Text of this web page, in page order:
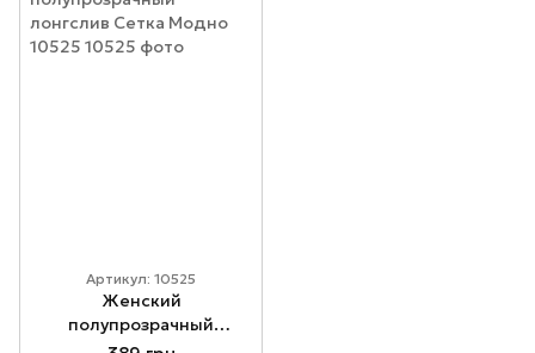
Артикул: 10525
Женский
полупрозрачный
лонгслив Сетка Модно